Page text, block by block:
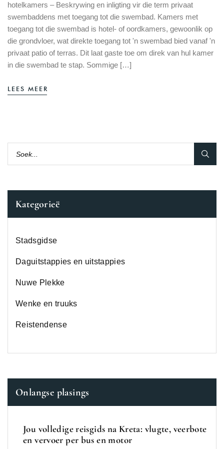
hotelkamers – Beskrywing en inligting vir die term privaat
swembaddens met toegang tot die swembad. Kamers met
toegang tot die swembad is hotel- of oordkamers, gewoonlik op
die grondvloer, wat direkte toegang tot 'n swembad bied vanaf 'n
privaat patio of terras. Dit laat gaste toe om direk van hul kamer
in die swembad te stap. Sommige […]
LEES MEER
Kategorieë
Stadsgidse
Daguitstappies en uitstappies
Nuwe Plekke
Wenke en truuks
Reistendense
Onlangse plasings
Jou volledige reisgids na Kreta: vlugte, veerbote
en vervoer per bus en motor